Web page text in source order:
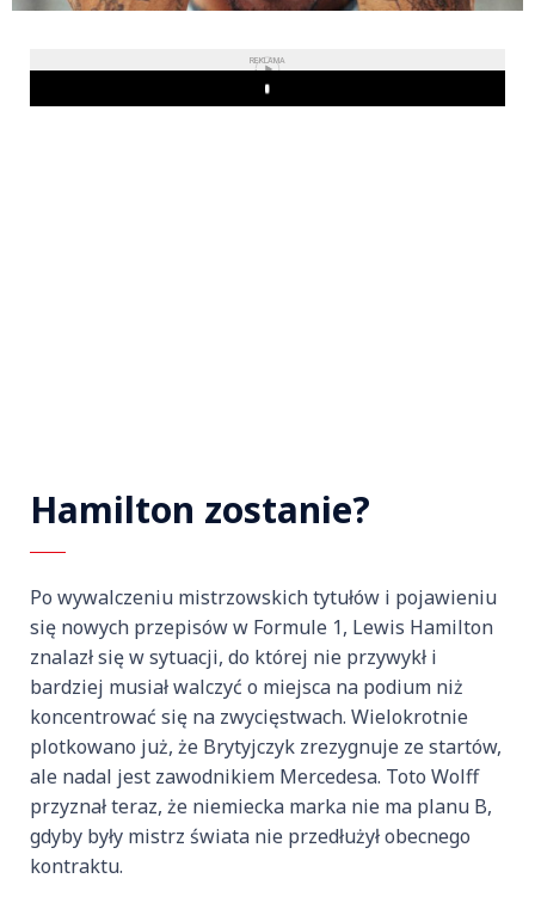
REKLAMA
Play
Hamilton zostanie?
Po wywalczeniu mistrzowskich tytułów i pojawieniu
się nowych przepisów w Formule 1, Lewis Hamilton
znalazł się w sytuacji, do której nie przywykł i
bardziej musiał walczyć o miejsca na podium niż
koncentrować się na zwycięstwach. Wielokrotnie
plotkowano już, że Brytyjczyk zrezygnuje ze startów,
ale nadal jest zawodnikiem Mercedesa. Toto Wolff
przyznał teraz, że niemiecka marka nie ma planu B,
gdyby były mistrz świata nie przedłużył obecnego
kontraktu.